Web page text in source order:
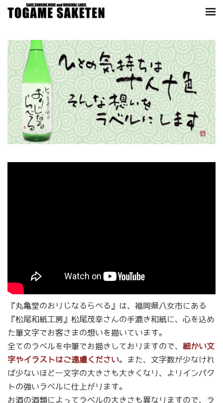
『丸亀堂のおりじなるらべる』は、福岡県八女市にある
『松尾和紙工房』松尾茂幸さんの手漉き和紙に、心を込め
た筆文字でお客さまの想いを描いています。
全てのラベルを中筆でお描きしておりますので、 細かい文
字やイラストはご遠慮ください。また、文字数が少なけれ
ば少ないほど一文字の大きさも大きくなり、よりインパク
トの強いラベルに仕上がります。
お酒の酒類によってラベルの大きさも異なりますので、ラ